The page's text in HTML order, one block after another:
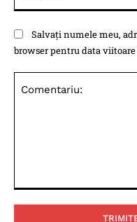
Salvați numele meu,
browser pentru data